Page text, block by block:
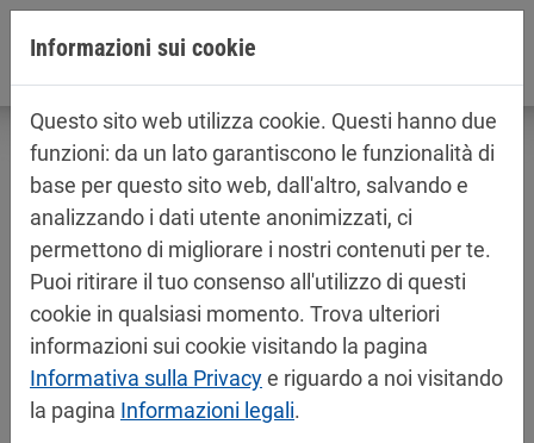
Jump directly to main navigation
Jump directly to content
Informazioni sul prodotto / schede di
sicurezza
Vernici per automobile
Informazioni sui cookie
Questo sito web utilizza cookie. Questi hanno due
funzioni: da un lato garantiscono le funzionalità di
base per questo sito web, dall'altro, salvando e
analizzando i dati utente anonimizzati, ci
permettono di migliorare i nostri contenuti per te.
Puoi ritirare il tuo consenso all'utilizzo di questi
cookie in qualsiasi momento. Trova ulteriori
informazioni sui cookie visitando la pagina
Informativa sulla Privacye riguardo a noi visitando
la pagina Informazioni legali.